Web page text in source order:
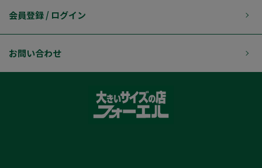
会員登録 / ログイン
お問い合わせ